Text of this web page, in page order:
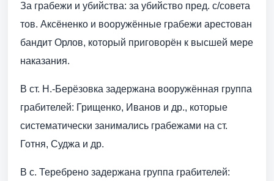
За грабежи и убийства: за убийство пред. с/совета
тов. Аксёненко и вооружённые грабежи арестован
бандит Орлов, который приговорён к высшей мере
наказания.
В ст. Н.-Берёзовка задержана вооружённая группа
грабителей: Грищенко, Иванов и др., которые
систематически занимались грабежами на ст.
Готня, Суджа и др.
В с. Теребрено задержана группа грабителей: